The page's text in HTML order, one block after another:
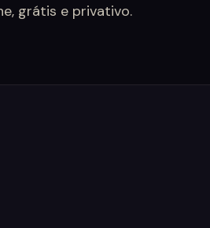
grátis e privativo.